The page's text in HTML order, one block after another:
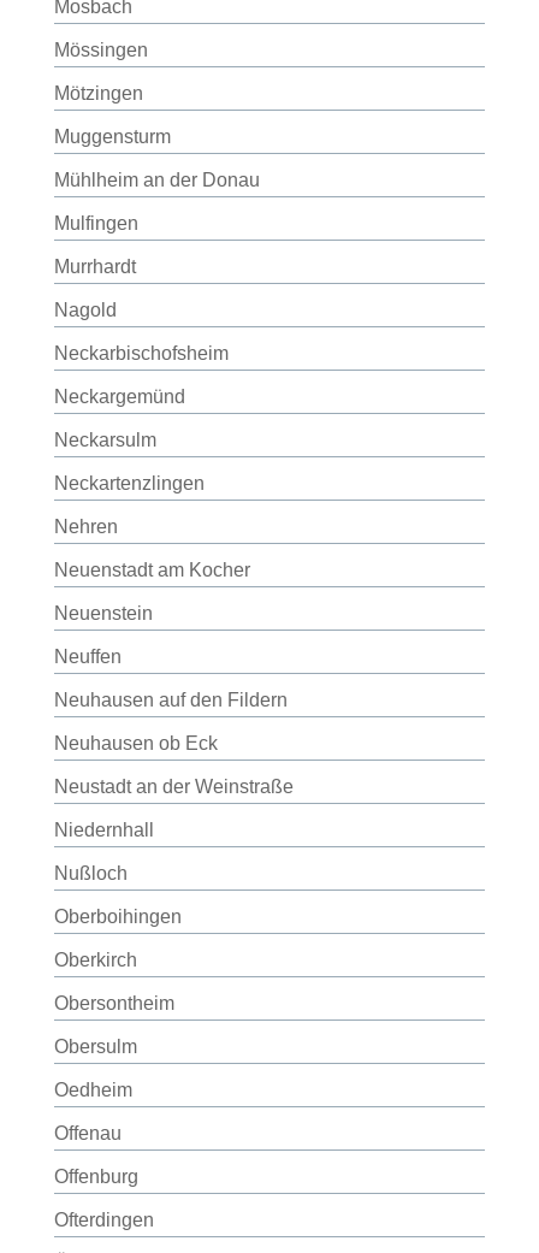
Mosbach
Mössingen
Mötzingen
Muggensturm
Mühlheim an der Donau
Mulfingen
Murrhardt
Nagold
Neckarbischofsheim
Neckargemünd
Neckarsulm
Neckartenzlingen
Nehren
Neuenstadt am Kocher
Neuenstein
Neuffen
Neuhausen auf den Fildern
Neuhausen ob Eck
Neustadt an der Weinstraße
Niedernhall
Nußloch
Oberboihingen
Oberkirch
Obersontheim
Obersulm
Oedheim
Offenau
Offenburg
Ofterdingen